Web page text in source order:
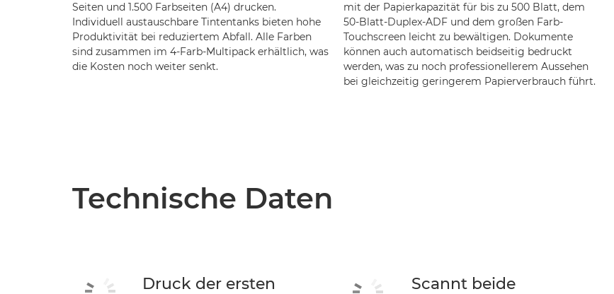
Seiten und 1.500 Farbseiten (A4) drucken.
Individuell austauschbare Tintentanks bieten hohe
Produktivität bei reduziertem Abfall. Alle Farben
sind zusammen im 4-Farb-Multipack erhältlich, was
die Kosten noch weiter senkt.
mit der Papierkapazität für bis zu 500 Blatt, dem
50-Blatt-Duplex-ADF und dem großen Farb-
Touchscreen leicht zu bewältigen. Dokumente
können auch automatisch beidseitig bedruckt
werden, was zu noch professionellerem Aussehen
bei gleichzeitig geringerem Papierverbrauch führt.
Technische Daten
Druck der ersten
Scannt beide